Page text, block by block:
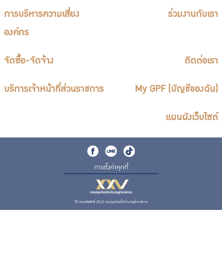
การบริหารความเสี่ยง
องค์กร
ร่วมงานกับเรา
จัดซื้อ-จัดจ้าง ติดต่อเรา
บริการเจ้าหน้าที่ส่วนราชการ My GPF (บัญชีของฉัน)
แผนผังเว็บไซต์
การตั้งค่าคุกกี้
© สงวนลิขสิทธิ์ 2562 กองทุนบำเหน็จบำนาญข้าราชการ